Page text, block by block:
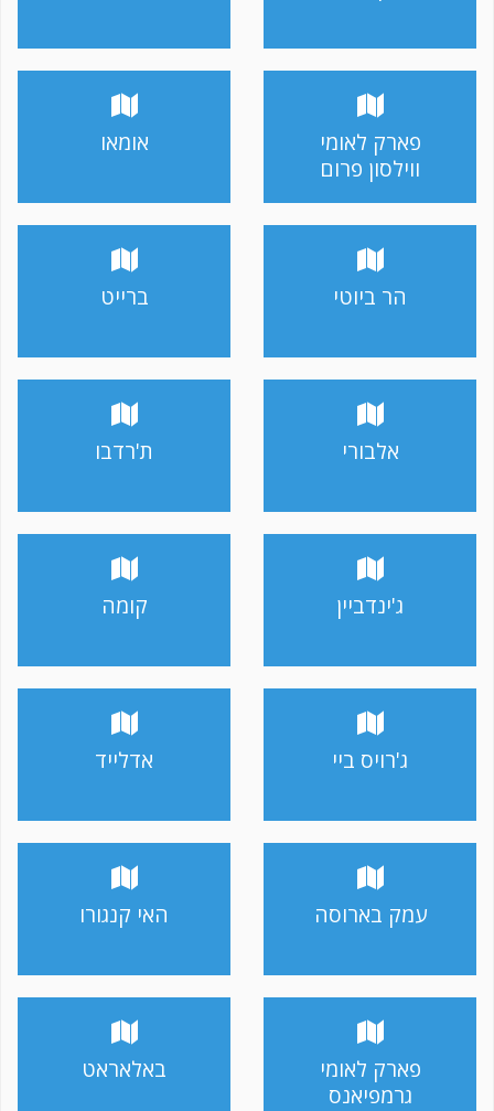
פארק לאומי
ווילסון פרום
אומאו
הר ביוטי ברייט
אלבורי ת'רדבו
ג'ינדביין קומה
ג'רויס ביי אדלייד
עמק בארוסה האי קנגורו
פארק לאומי
גרמפיאנס
באלאראט